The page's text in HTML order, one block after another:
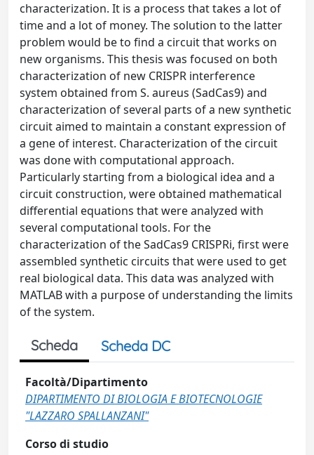
characterization. It is a process that takes a lot of
time and a lot of money. The solution to the latter
problem would be to find a circuit that works on
new organisms. This thesis was focused on both
characterization of new CRISPR interference
system obtained from S. aureus (SadCas9) and
characterization of several parts of a new synthetic
circuit aimed to maintain a constant expression of
a gene of interest. Characterization of the circuit
was done with computational approach.
Particularly starting from a biological idea and a
circuit construction, were obtained mathematical
differential equations that were analyzed with
several computational tools. For the
characterization of the SadCas9 CRISPRi, first were
assembled synthetic circuits that were used to get
real biological data. This data was analyzed with
MATLAB with a purpose of understanding the limits
of the system.
Scheda Scheda DC
Facoltà/Dipartimento
DIPARTIMENTO DI BIOLOGIA E BIOTECNOLOGIE
"LAZZARO SPALLANZANI"
Corso di studio